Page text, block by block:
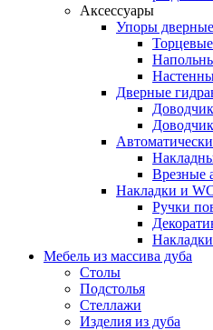
Аксессуары
Упоры дверные
Дверные
Врезные
Накладки и
Ручки
Мебель из массива дуба
Столы
Подстолья
Стеллажи
Изделия из дуба